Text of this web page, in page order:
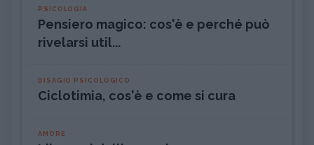
PSICOLOGIA
Pensiero magico: cos'è e perché può
rivelarsi util...
DISAGIO PSICOLOGICO
Ciclotimia, cos'è e come si cura
AMORE